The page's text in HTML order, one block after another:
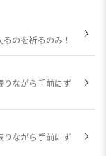
のを祈るのみ！
ながら手前にず
ながら手前にず